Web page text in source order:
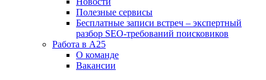
Полезные сервисы
Бесплатные записи встреч – экспертный
разбор SEO-требований поисковиков
Работа в А25
О команде
Вакансии